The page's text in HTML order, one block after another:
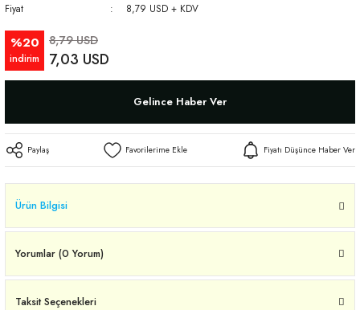
Fiyat
8,79 USD + KDV
%20
indirim
8,79 USD
7,03 USD
Gelince Haber Ver
Paylaş Fiyatı Düşünce Haber Ver
Ürün Bilgisi
Yorumlar (0 Yorum)
Taksit Seçenekleri